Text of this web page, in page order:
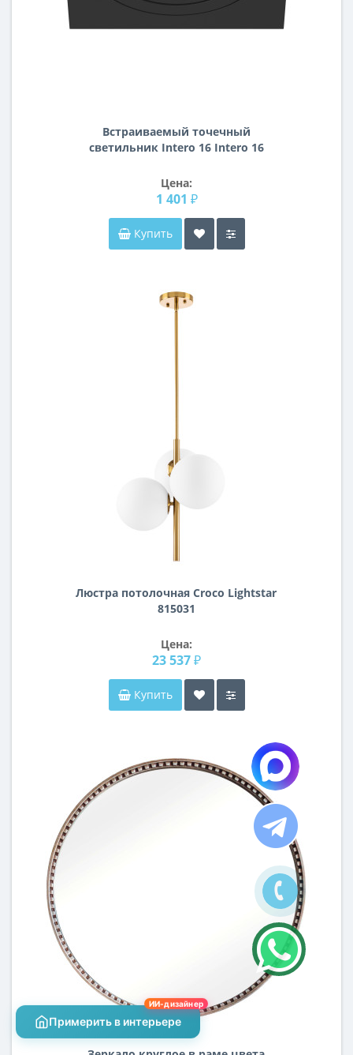
Встраиваемый точечный
светильник Intero 16 Intero 16
Цена:
1 401 ₽
Купить
Люстра потолочная Croco Lightstar
815031
Цена:
23 537 ₽
Купить
Примерить в интерьере
ИИ-дизайнер